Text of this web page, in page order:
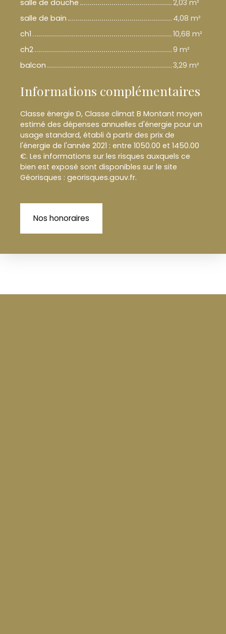
salle de douche
2,03 m²
salle de bain
4,08 m²
ch1
10,68 m²
ch2
9 m²
balcon
3,29 m²
Informations complémentaires
Classe énergie D, Classe climat B Montant moyen
estimé des dépenses annuelles d'énergie pour un
usage standard, établi à partir des prix de
l'énergie de l'année 2021 : entre 1050.00 et 1450.00
€. Les informations sur les risques auxquels ce
bien est exposé sont disponibles sur le site
Géorisques : georisques.gouv.fr.
Nos honoraires